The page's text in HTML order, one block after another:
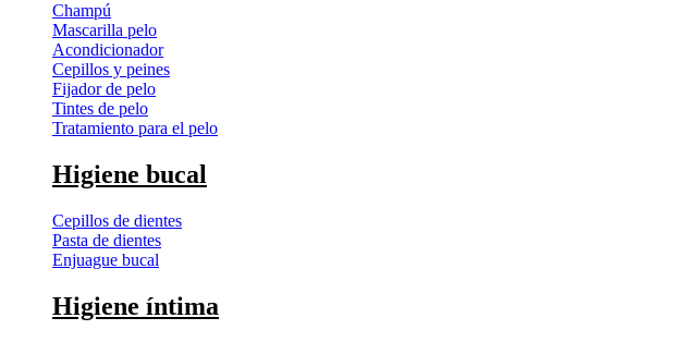
Champú
Mascarilla pelo
Acondicionador
Cepillos y peines
Fijador de pelo
Tintes de pelo
Tratamiento para el pelo
Higiene bucal
Cepillos de dientes
Pasta de dientes
Enjuague bucal
Higiene íntima